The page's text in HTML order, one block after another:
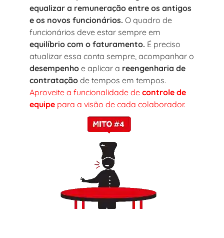
equalizar a remuneração entre os antigos
e os novos funcionários. O quadro de
funcionários deve estar sempre em
equilíbrio com o faturamento. É preciso
atualizar essa conta sempre, acompanhar o
desempenho e aplicar a reengenharia de
contratação de tempos em tempos.
Aproveite a funcionalidade de controle de
equipe para a visão de cada colaborador.